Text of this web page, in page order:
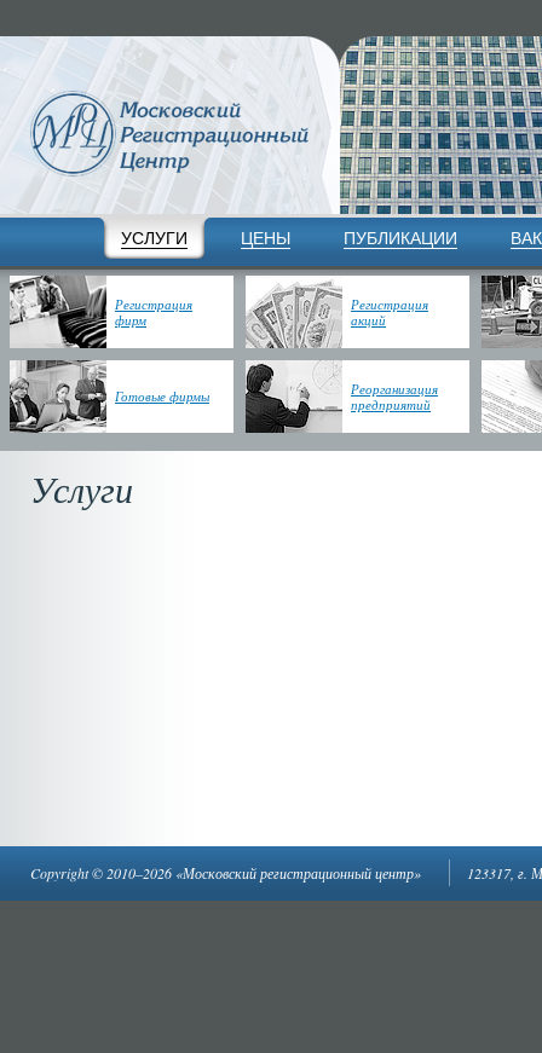
УСЛУГИ ЦЕНЫ ПУБЛИКАЦИИ
Регистрация
фирм
Регистрация
акций
Готовые фирмы
Реорганизация
предприятий
Услуги
Copyright © 2010–2026 «Московский регистрационный центр» 123317, г.